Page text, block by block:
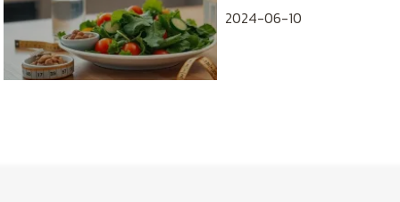
2024-06-10